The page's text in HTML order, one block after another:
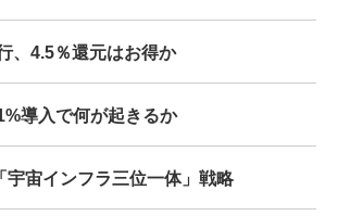
、4.5％還元はお得か
導入で何が起きるか
宇宙インフラ三位一体」戦略